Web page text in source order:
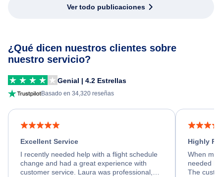
Ver todo publicaciones
¿Qué dicen nuestros clientes sobre
nuestro servicio?
Genial | 4.2 Estrellas
Basado en 34,320 reseñas
Excellent Service
I recently needed help with a flight schedule
change and had a great experience with
customer service. Laura was professional,
Highly
When my
needed
The